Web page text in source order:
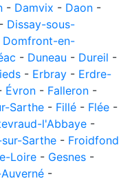
- Damvix - Daon -
- Dissay-sous-
Domfront-en-
- Duneau - Dureil -
- Erbray - Erdre-
Évron - Falleron -
Sarthe - Fillé - Flée -
l'Abbaye -
Sarthe - Froidfond
Loire - Gesnes -
-